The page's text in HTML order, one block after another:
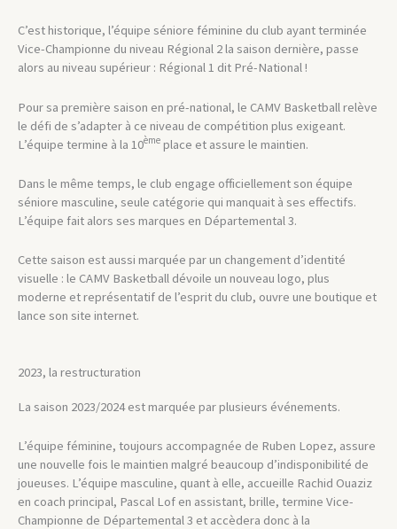
C’est historique, l’équipe séniore féminine du club ayant terminée
Vice-Championne du niveau Régional 2 la saison dernière, passe
alors au niveau supérieur : Régional 1 dit Pré-National !
Pour sa première saison en pré-national, le CAMV Basketball relève
le défi de s’adapter à ce niveau de compétition plus exigeant.
L’équipe termine à la 10ème place et assure le maintien.
Dans le même temps, le club engage officiellement son équipe
séniore masculine, seule catégorie qui manquait à ses effectifs.
L’équipe fait alors ses marques en Départemental 3.
Cette saison est aussi marquée par un changement d’identité
visuelle : le CAMV Basketball dévoile un nouveau logo, plus
moderne et représentatif de l’esprit du club, ouvre une boutique et
lance son site internet.
2023, la restructuration
La saison 2023/2024 est marquée par plusieurs événements.
L’équipe féminine, toujours accompagnée de Ruben Lopez, assure
une nouvelle fois le maintien malgré beaucoup d’indisponibilité de
joueuses. L’équipe masculine, quant à elle, accueille Rachid Ouaziz
en coach principal, Pascal Lof en assistant, brille, termine Vice-
Championne de Départemental 3 et accèdera donc à la